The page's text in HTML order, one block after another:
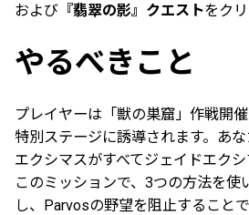
および 『翡翠の影』クエストをク
やるべきこと
プレイヤーは「獣の巣窟」作戦開
特別ステージに誘導されます。あ
エクシマスがすべてジェイドエク
このミッションで、3つの方法を使
し、Parvosの野望を阻止することで